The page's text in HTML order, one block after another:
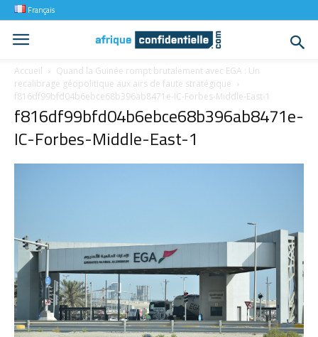
Français
Accueil
Quand la Guinée rompt brutalement avec EGA : Un
recalibrage géopolitique aux airs de faute stratégique
f816df99bfd04b6ebce68b396ab8471e-IC-Forbes-Middle-East-1
f816df99bfd04b6ebce68b396ab8471e-
IC-Forbes-Middle-East-1